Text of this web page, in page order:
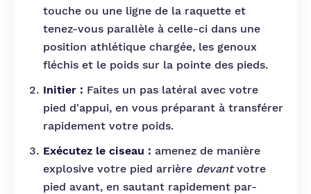
touche ou une ligne de la raquette et
tenez-vous parallèle à celle-ci dans une
position athlétique chargée, les genoux
fléchis et le poids sur la pointe des pieds.
Initier : Faites un pas latéral avec votre
pied d'appui, en vous préparant à transférer
rapidement votre poids.
Exécutez le ciseau : amenez de manière
explosive votre pied arrière devantvotre
pied avant, en sautant rapidement par-